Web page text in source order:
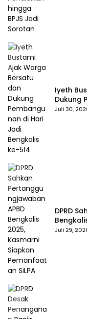
Iyeth
Dukung
Juli 30,
DPRD
Juli 29,